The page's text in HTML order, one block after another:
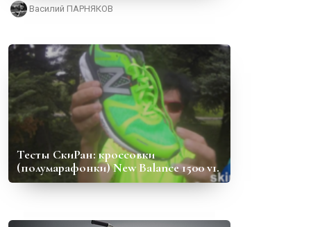
Василий ПАРНЯКОВ
Тесты СкиРан: кроссовки
(полумарафонки) New Balance 1500 v1.